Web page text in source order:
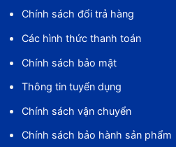
Chính sách đổi trả hàng
Các hình thức thanh toán
Chính sách bảo mật
Thông tin tuyển dụng
Chính sách vận chuyển
Chính sách bảo hành sản phẩm